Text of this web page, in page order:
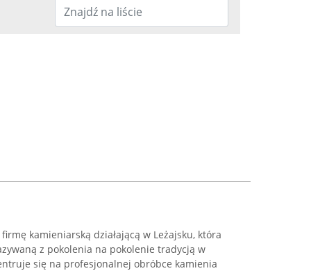
kamieniarską działającą w Leżajsku, która
z pokolenia na pokolenie tradycją w
się na profesjonalnej obróbce kamienia